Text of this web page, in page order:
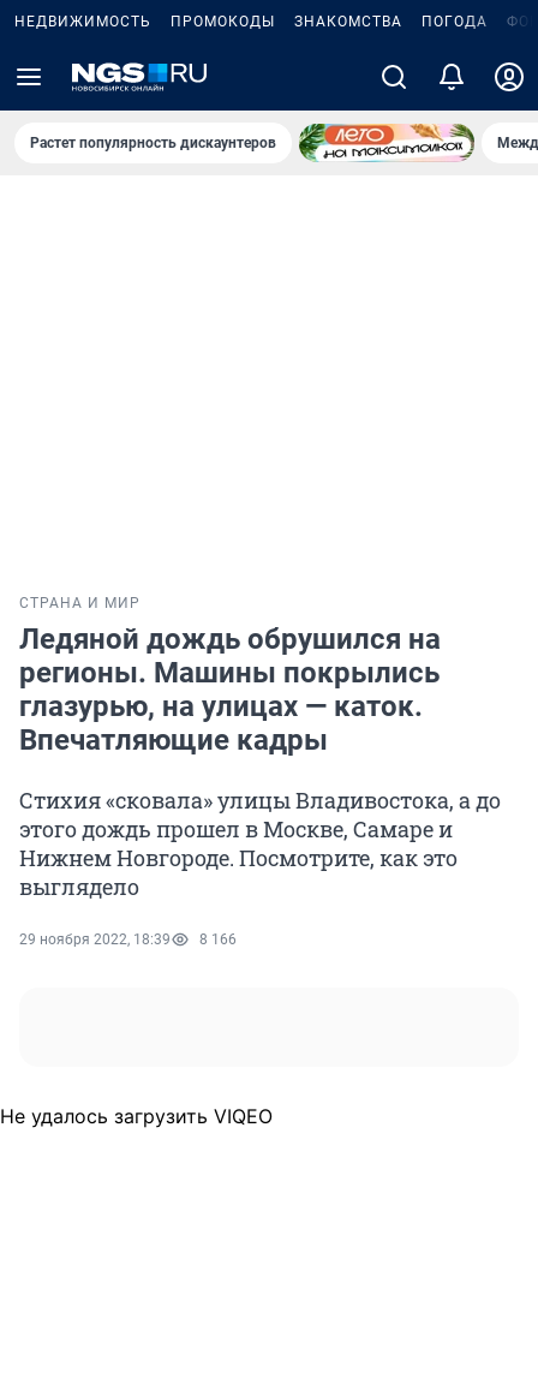
НЕДВИЖИМОСТЬ ПРОМОКОДЫ ЗНАКОМСТВА ПОГОДА
Растет популярность дискаунтеров
СТРАНА И МИР
Ледяной дождь обрушился на
регионы. Машины покрылись
глазурью, на улицах — каток.
Впечатляющие кадры
Стихия «сковала» улицы Владивостока, а до
этого дождь прошел в Москве, Самаре и
Нижнем Новгороде. Посмотрите, как это
выглядело
29 ноября 2022, 18:39 8 166
Не удалось загрузить VIQEO